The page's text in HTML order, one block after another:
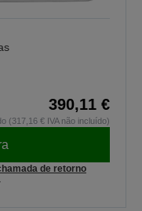
390,11 €
(317,16 € IVA não incluído)
de retorno